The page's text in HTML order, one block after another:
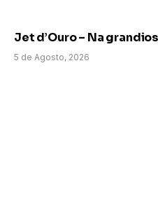
Jet d’Ouro – Na
5 de Agosto, 2026